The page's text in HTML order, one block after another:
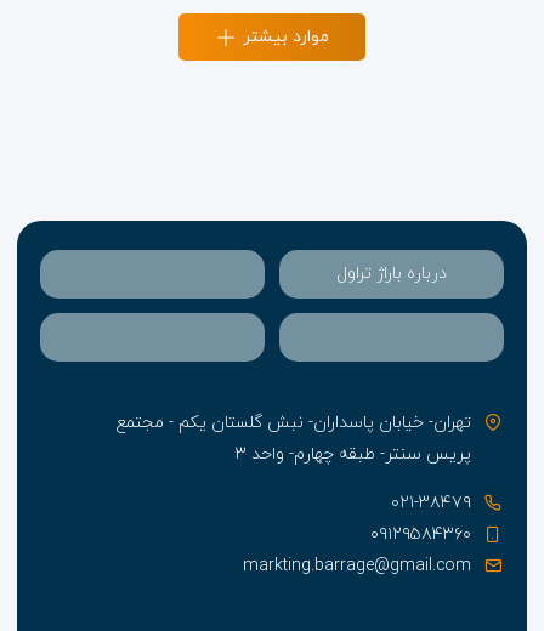
موارد بیشتر
درباره باراژ تراول
تهران- خیابان پاسداران- نبش گلستان یکم - مجتمع
پریس سنتر- طبقه چهارم- واحد ۳
۰۲۱-۳۸۴۷۹
۰۹۱۲۹۵۸۴۳۶۰
markting.barrage@gmail.com